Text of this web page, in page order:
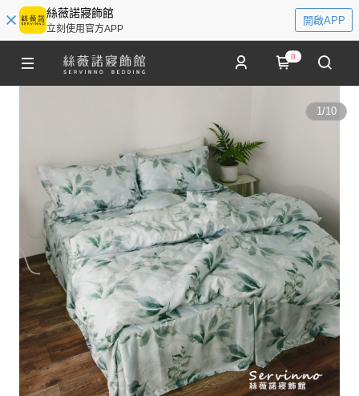
絲薇諾寢飾館
立刻使用官方APP
開啟APP
0
1/10